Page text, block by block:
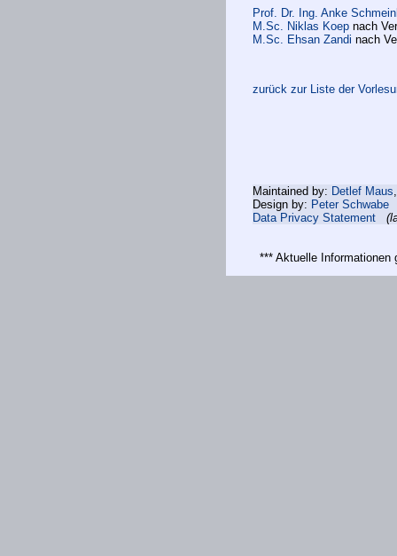
Prof. Dr. Ing. Anke
M.Sc. Niklas Koep nach
M.Sc. Ehsan Zandi nach
zurück zur Liste der
Maintained by: Detlef Maus
Design by: Peter Schwabe
Data Privacy Statement
*** Aktuelle